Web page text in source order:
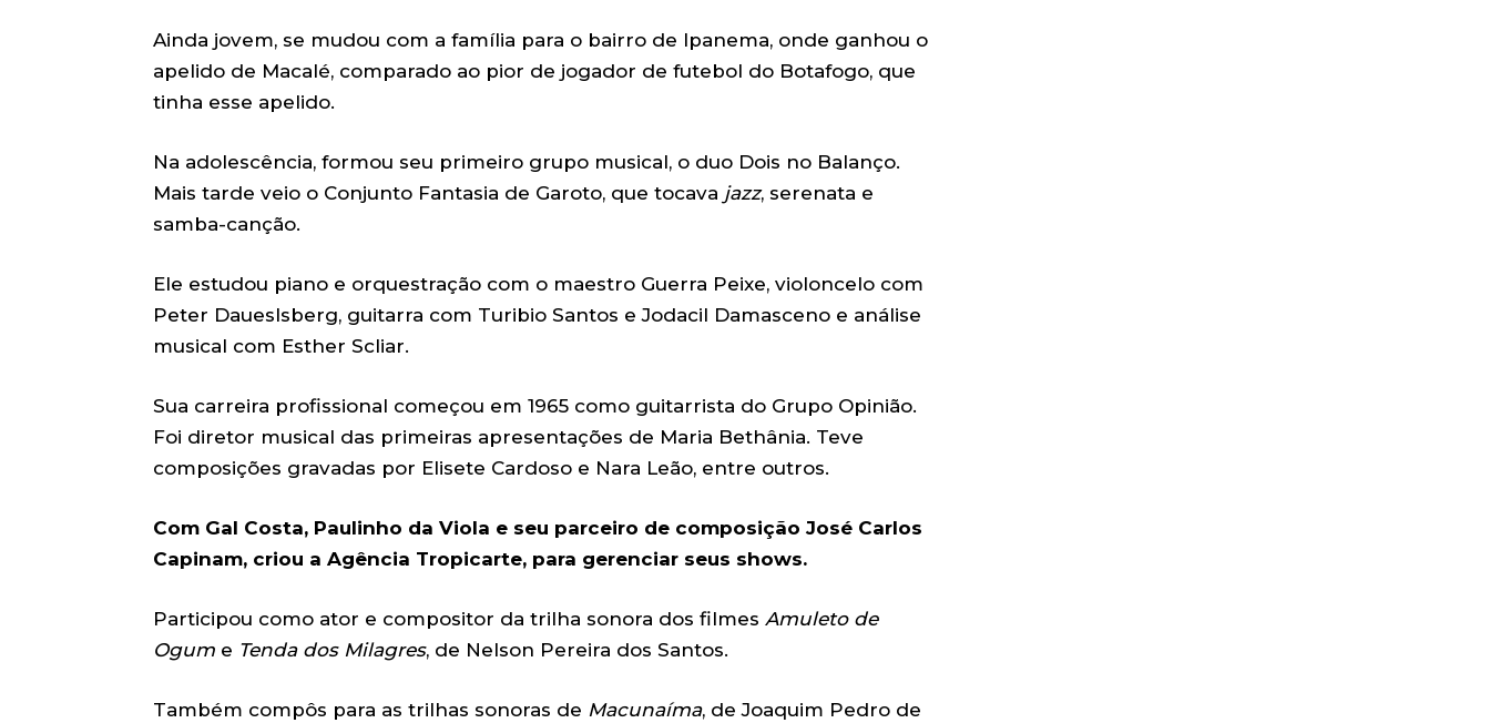
Ainda jovem, se mudou com a família para o bairro de Ipanema, onde ganhou o
apelido de Macalé, comparado ao pior de jogador de futebol do Botafogo, que
tinha esse apelido.
Na adolescência, formou seu primeiro grupo musical, o duo Dois no Balanço.
Mais tarde veio o Conjunto Fantasia de Garoto, que tocava jazz, serenata e
samba-canção.
Ele estudou piano e orquestração com o maestro Guerra Peixe, violoncelo com
Peter Daueslsberg, guitarra com Turibio Santos e Jodacil Damasceno e análise
musical com Esther Scliar.
Sua carreira profissional começou em 1965 como guitarrista do Grupo Opinião.
Foi diretor musical das primeiras apresentações de Maria Bethânia. Teve
composições gravadas por Elisete Cardoso e Nara Leão, entre outros.
Com Gal Costa, Paulinho da Viola e seu parceiro de composição José Carlos
Capinam, criou a Agência Tropicarte, para gerenciar seus shows.
Participou como ator e compositor da trilha sonora dos filmes Amuleto de
Ogum e Tenda dos Milagres, de Nelson Pereira dos Santos.
Também compôs para as trilhas sonoras de Macunaíma, de Joaquim Pedro de